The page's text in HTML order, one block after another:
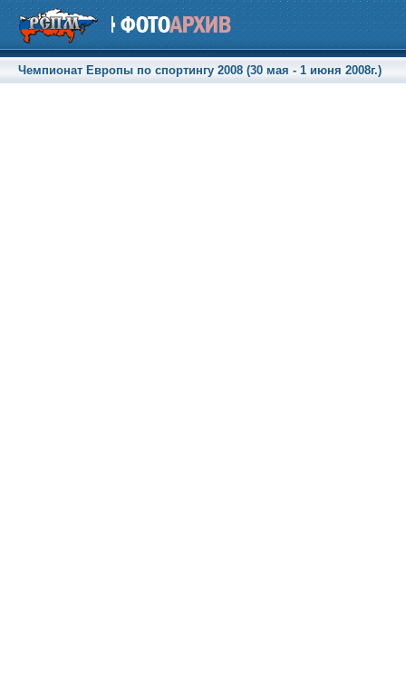
Чемпионат Европы по спортингу 2008 (30 мая - 1 июня 2008г.)